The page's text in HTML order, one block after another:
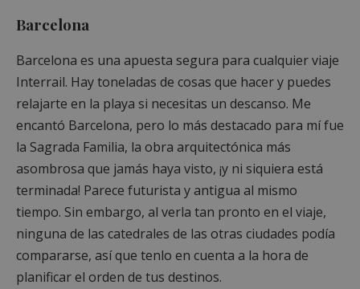
Barcelona
Barcelona es una apuesta segura para cualquier viaje
Interrail. Hay toneladas de cosas que hacer y puedes
relajarte en la playa si necesitas un descanso. Me
encantó Barcelona, pero lo más destacado para mí fue
la Sagrada Familia, la obra arquitectónica más
asombrosa que jamás haya visto, ¡y ni siquiera está
terminada! Parece futurista y antigua al mismo
tiempo. Sin embargo, al verla tan pronto en el viaje,
ninguna de las catedrales de las otras ciudades podía
compararse, así que tenlo en cuenta a la hora de
planificar el orden de tus destinos.